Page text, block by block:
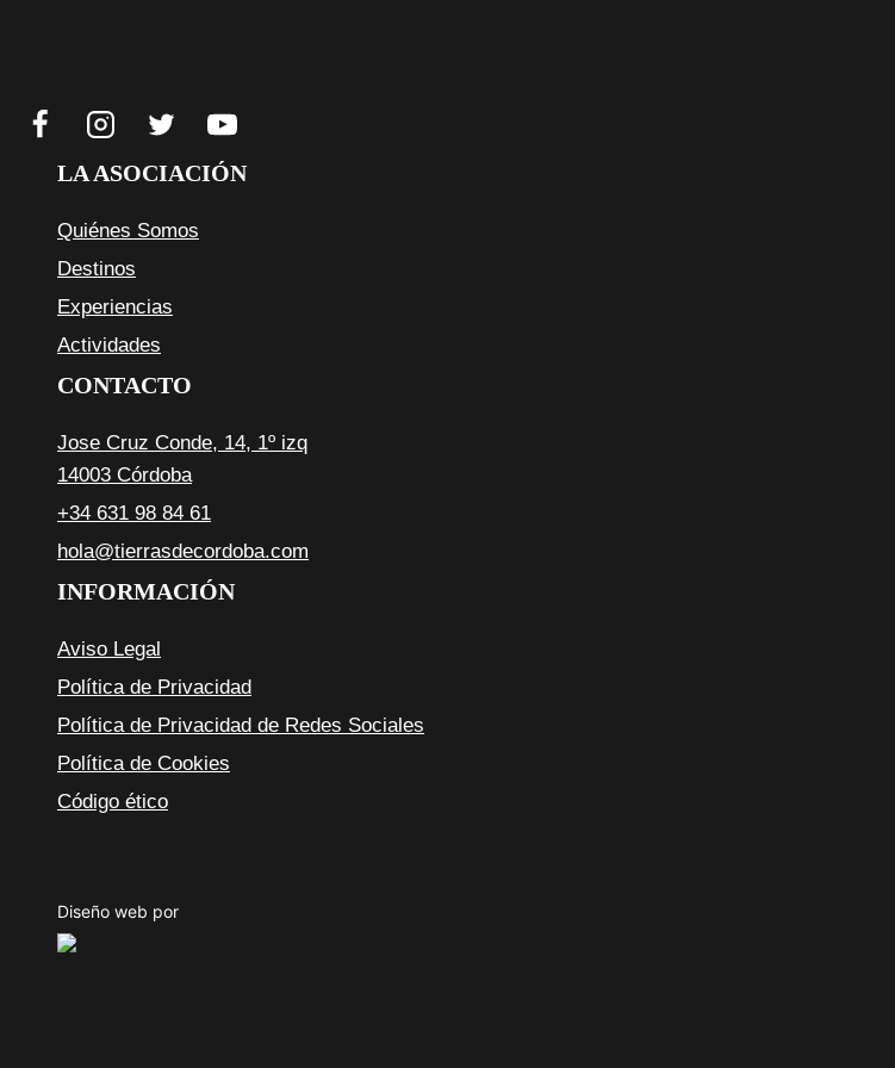
LA ASOCIACIÓN
Quiénes Somos
Destinos
Experiencias
Actividades
CONTACTO
Jose Cruz Conde, 14, 1º izq
14003 Córdoba
+34 631 98 84 61
hola@tierrasdecordoba.com
INFORMACIÓN
Aviso Legal
Política de Privacidad
Política de Privacidad de Redes Sociales
Política de Cookies
Código ético
Diseño web por